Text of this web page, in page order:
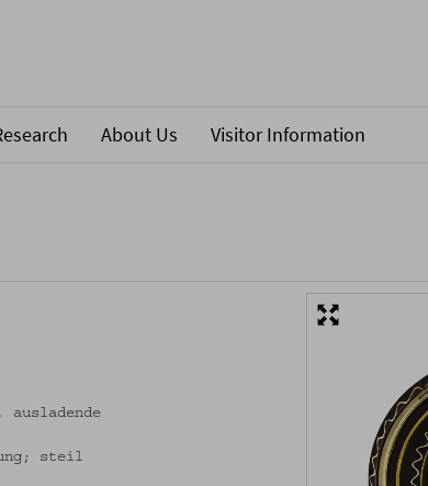
About Us Visitor Information
steil